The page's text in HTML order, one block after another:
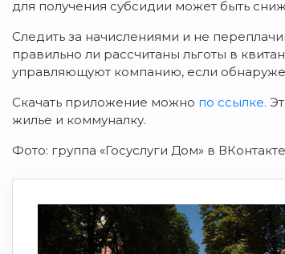
для получения субсидии может быть
Следить за начислениями и не
правильно ли рассчитаны льготы в
управляющуют компанию, если
Скачать приложение можно по ссылке.
жилье и коммуналку.
Фото: группа «Госуслуги Дом» в